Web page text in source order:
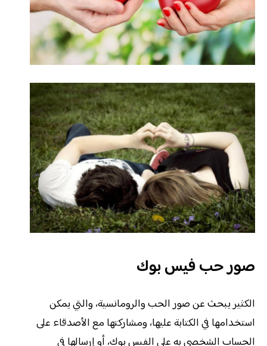
صور حب فيس بوك
الكثير يبحث عن صور الحب والرومانسية، والتي يمكن
استخدامها في الكتابة عليها، ومشاركتها مع الأصدقاء على